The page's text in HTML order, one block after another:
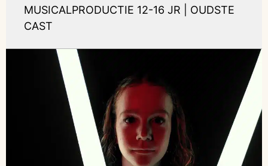
MUSICALPRODUCTIE 12-16 JR | OUDSTE
CAST